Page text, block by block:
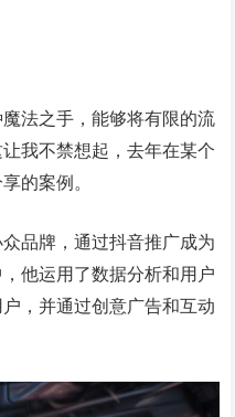
法之手，能够将有限的流
我不禁想起，去年在某个
的案例。
品牌，通过抖音推广成为
他运用了数据分析和用户
，并通过创意广告和互动